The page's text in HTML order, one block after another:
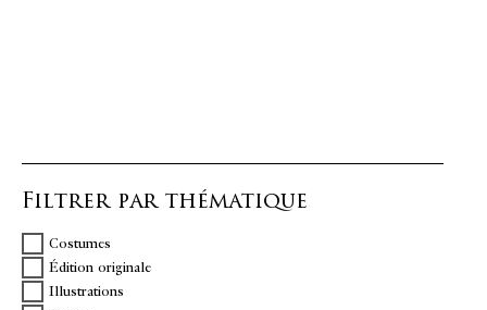
Filtrer par thématique
Costumes
Édition originale
Illustrations